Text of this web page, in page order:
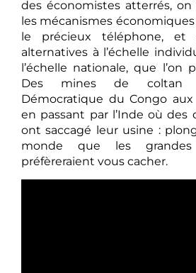
des économistes atterrés,
les mécanismes
le précieux téléphone, et
alternatives à l’échelle
l’échelle nationale, que l’on
Des mines de coltan
Démocratique du Congo aux
en passant par l’Inde où des
ont saccagé leur usine :
monde que les grandes
préfèreraient vous cacher.